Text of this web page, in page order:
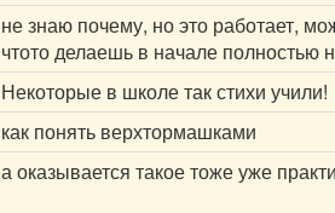
не знаю почему, но это работает,
чтото делаешь в начале полностью
Некоторые в школе так стихи учили!
как понять верхтормашками
а оказывается такое тоже уже